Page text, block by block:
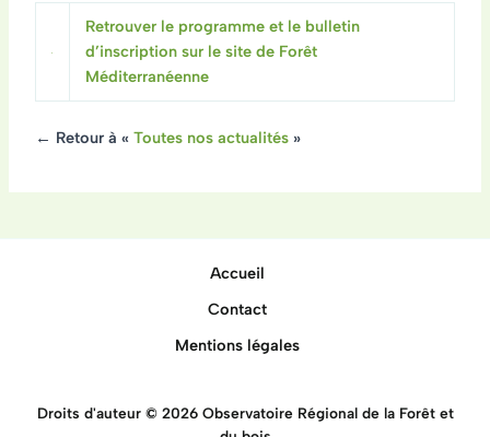
Retrouver le programme et le bulletin
d’inscription sur le site de Forêt
Méditerranéenne
← Retour à « Toutes nos actualités»
Accueil
Contact
Mentions légales
Droits d'auteur © 2026 Observatoire Régional de la Forêt et